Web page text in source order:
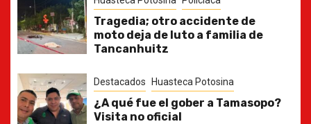
Tragedia; otro accidente de
moto deja de luto a familia de
Tancanhuitz
Destacados Huasteca Potosina
¿A qué fue el gober a Tamasopo?
Visita no oficial